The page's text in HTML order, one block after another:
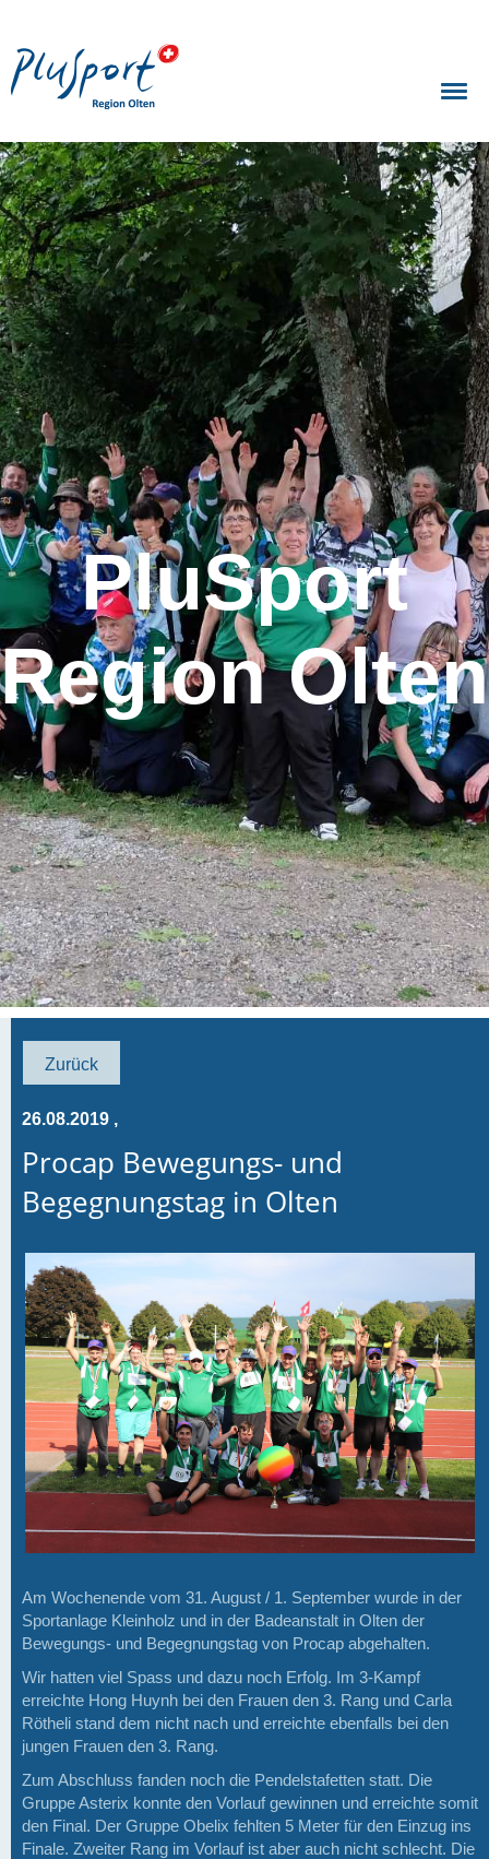
PluSport
Region Olten
Zurück
26.08.2019 ,
Procap Bewegungs- und
Begegnungstag in Olten
Am Wochenende vom 31. August / 1. September wurde in der
Sportanlage Kleinholz und in der Badeanstalt in Olten der
Bewegungs- und Begegnungstag von Procap abgehalten.
Wir hatten viel Spass und dazu noch Erfolg. Im 3-Kampf
erreichte Hong Huynh bei den Frauen den 3. Rang und Carla
Rötheli stand dem nicht nach und erreichte ebenfalls bei den
jungen Frauen den 3. Rang.
Zum Abschluss fanden noch die Pendelstafetten statt. Die
Gruppe Asterix konnte den Vorlauf gewinnen und erreichte somit
den Final. Der Gruppe Obelix fehlten 5 Meter für den Einzug ins
Finale. Zweiter Rang im Vorlauf ist aber auch nicht schlecht. Die